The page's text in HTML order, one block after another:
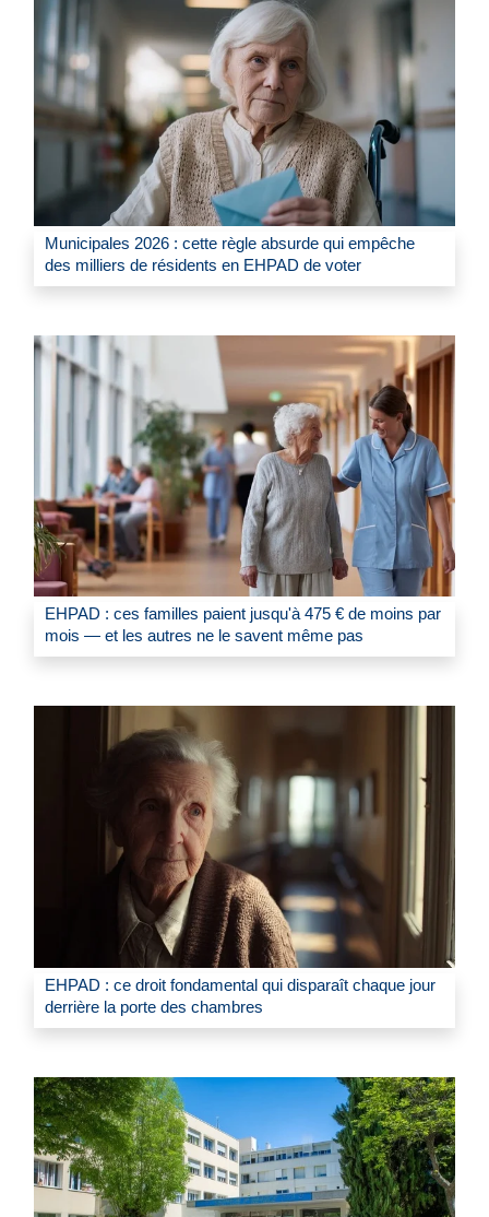
Municipales 2026 : cette règle absurde qui empêche
des milliers de résidents en EHPAD de voter
EHPAD : ces familles paient jusqu'à 475 € de moins par
mois — et les autres ne le savent même pas
EHPAD : ce droit fondamental qui disparaît chaque jour
derrière la porte des chambres